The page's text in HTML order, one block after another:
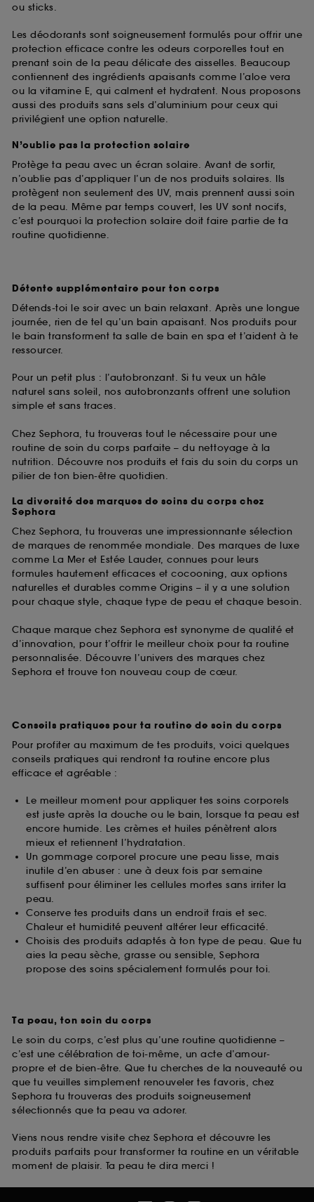
ou sticks.
Les déodorants sont soigneusement formulés pour offrir une
protection efficace contre les odeurs corporelles tout en
prenant soin de la peau délicate des aisselles. Beaucoup
contiennent des ingrédients apaisants comme l’aloe vera
ou la vitamine E, qui calment et hydratent. Nous proposons
aussi des produits sans sels d’aluminium pour ceux qui
privilégient une option naturelle.
N’oublie pas la protection solaire
Protège ta peau avec un écran solaire. Avant de sortir,
n’oublie pas d’appliquer l’un de nos produits solaires. Ils
protègent non seulement des UV, mais prennent aussi soin
de la peau. Même par temps couvert, les UV sont nocifs,
c’est pourquoi la protection solaire doit faire partie de ta
routine quotidienne.
Détente supplémentaire pour ton corps
Détends-toi le soir avec un bain relaxant. Après une longue
journée, rien de tel qu’un bain apaisant. Nos produits pour
le bain transforment ta salle de bain en spa et t’aident à te
ressourcer.
Pour un petit plus : l’autobronzant. Si tu veux un hâle
naturel sans soleil, nos autobronzants offrent une solution
simple et sans traces.
Chez Sephora, tu trouveras tout le nécessaire pour une
routine de soin du corps parfaite – du nettoyage à la
nutrition. Découvre nos produits et fais du soin du corps un
pilier de ton bien-être quotidien.
La diversité des marques de soins du corps chez
Sephora
Chez Sephora, tu trouveras une impressionnante sélection
de marques de renommée mondiale. Des marques de luxe
comme La Mer et Estée Lauder, connues pour leurs
formules hautement efficaces et cocooning, aux options
naturelles et durables comme Origins – il y a une solution
pour chaque style, chaque type de peau et chaque besoin.
Chaque marque chez Sephora est synonyme de qualité et
d’innovation, pour t’offrir le meilleur choix pour ta routine
personnalisée. Découvre l’univers des marques chez
Sephora et trouve ton nouveau coup de cœur.
Conseils pratiques pour ta routine de soin du corps
Pour profiter au maximum de tes produits, voici quelques
conseils pratiques qui rendront ta routine encore plus
efficace et agréable :
Le meilleur moment pour appliquer tes soins corporels
est juste après la douche ou le bain, lorsque ta peau est
encore humide. Les crèmes et huiles pénètrent alors
mieux et retiennent l’hydratation.
Un gommage corporel procure une peau lisse, mais
inutile d’en abuser : une à deux fois par semaine
suffisent pour éliminer les cellules mortes sans irriter la
peau.
Conserve tes produits dans un endroit frais et sec.
Chaleur et humidité peuvent altérer leur efficacité.
Choisis des produits adaptés à ton type de peau. Que tu
aies la peau sèche, grasse ou sensible, Sephora
propose des soins spécialement formulés pour toi.
Ta peau, ton soin du corps
Le soin du corps, c’est plus qu’une routine quotidienne –
c’est une célébration de toi-même, un acte d’amour-
propre et de bien-être. Que tu cherches de la nouveauté ou
que tu veuilles simplement renouveler tes favoris, chez
Sephora tu trouveras des produits soigneusement
sélectionnés que ta peau va adorer.
Viens nous rendre visite chez Sephora et découvre les
produits parfaits pour transformer ta routine en un véritable
moment de plaisir. Ta peau te dira merci !